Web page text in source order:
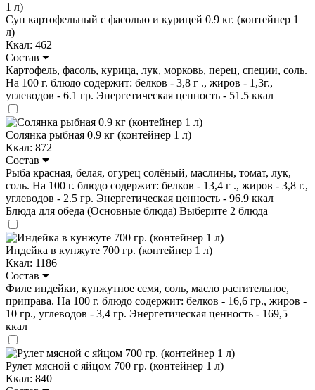
Суп картофельный с фасолью и курицей 0.9 кг. (контейнер 1
л)
Ккал: 462
Состав
Картофель, фасоль, курица, лук, морковь, перец, специи, соль.
На 100 г. блюдо содержит: белков - 3,8 г ., жиров - 1,3г.,
углеводов - 6.1 гр. Энергетическая ценность - 51.5 ккал
Солянка рыбная 0.9 кг (контейнер 1 л)
Ккал: 872
Состав
Рыба красная, белая, огурец солёный, маслины, томат, лук,
соль. На 100 г. блюдо содержит: белков - 13,4 г ., жиров - 3,8 г.,
углеводов - 2.5 гр. Энергетическая ценность - 96.9 ккал
Блюда для обеда (Основные блюда) Выберите 2 блюда
Индейка в кунжуте 700 гр. (контейнер 1 л)
Ккал: 1186
Состав
Филе индейки, кунжутное семя, соль, масло растительное,
приправа. На 100 г. блюдо содержит: белков - 16,6 гр., жиров -
10 гр., углеводов - 3,4 гр. Энергетическая ценность - 169,5
ккал
Рулет мясной с яйцом 700 гр. (контейнер 1 л)
Ккал: 840